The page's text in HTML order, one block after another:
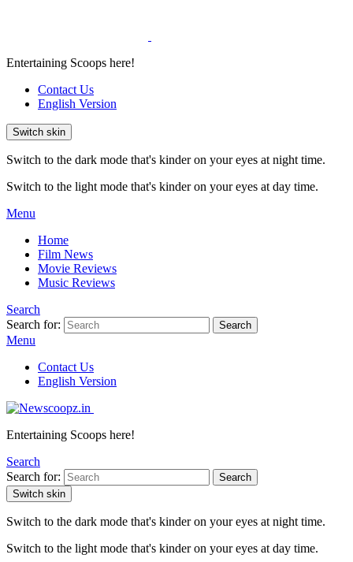
Entertaining Scoops here!
Contact Us
English Version
Switch skin
Switch to the dark mode that's kinder on your eyes at night time.
Switch to the light mode that's kinder on your eyes at day time.
Menu
Home
Film News
Movie Reviews
Music Reviews
Search
Search for:
Search
Menu
Contact Us
English Version
Entertaining Scoops here!
Search
Search for:
Search
Switch skin
Switch to the dark mode that's kinder on your eyes at night time.
Switch to the light mode that's kinder on your eyes at day time.